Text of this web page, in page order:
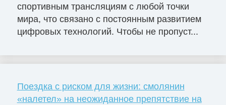
спортивным трансляциям с любой точки
мира, что связано с постоянным развитием
цифровых технологий. Чтобы не пропуст...
Поездка с риском для жизни: смолянин
«налетел» на неожиданное препятствие на